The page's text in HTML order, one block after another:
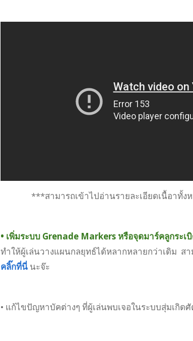
***สามารถเข้าไปอ่านรายละเอียดเนื้อาทั้ง
• เพิ่มระบบ Grenade Markers หรือจุดมาร์คลูกระ
ทำให้ผู้เล่นวางแผนกลยุทธ์ได้หลากหลายกว่าเดิม ส
คลิ๊กที่นี่นะจ๊ะ
• แก้ไขปัญหาบัคต่างๆ ที่ผู้เล่นพบเจอในระบบสุ่มเกิด